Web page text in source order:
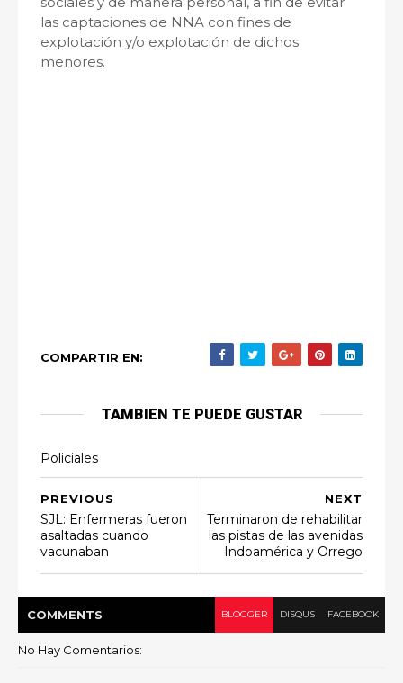
las captaciones de NNA con fines de
explotación y/o explotación de dichos
menores.
COMPARTIR EN:
TAMBIEN TE PUEDE GUSTAR
Policiales
NEXT
Terminaron de rehabilitar
las pistas de las avenidas
Indoamérica y Orrego
PREVIOUS
SJL: Enfermeras fueron
asaltadas cuando
vacunaban
COMMENTS BLOGGER DISQUS FACEBOOK
No Hay Comentarios: